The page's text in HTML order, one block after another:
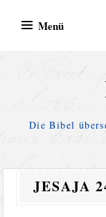
Inhalt
Menü
Die Bibel
JESAJA